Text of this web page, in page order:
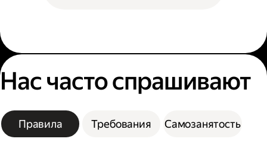
Нас часто спрашивают
Правила Требования Самозанятость